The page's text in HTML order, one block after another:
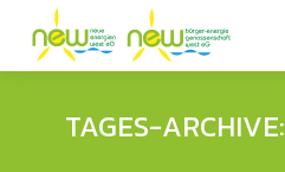
TAGES-ARCHIVE: